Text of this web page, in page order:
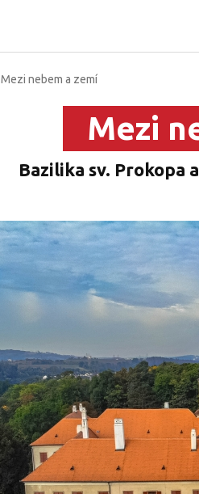
Mezi nebem a zemí
Mezi
Bazilika sv. Prokopa